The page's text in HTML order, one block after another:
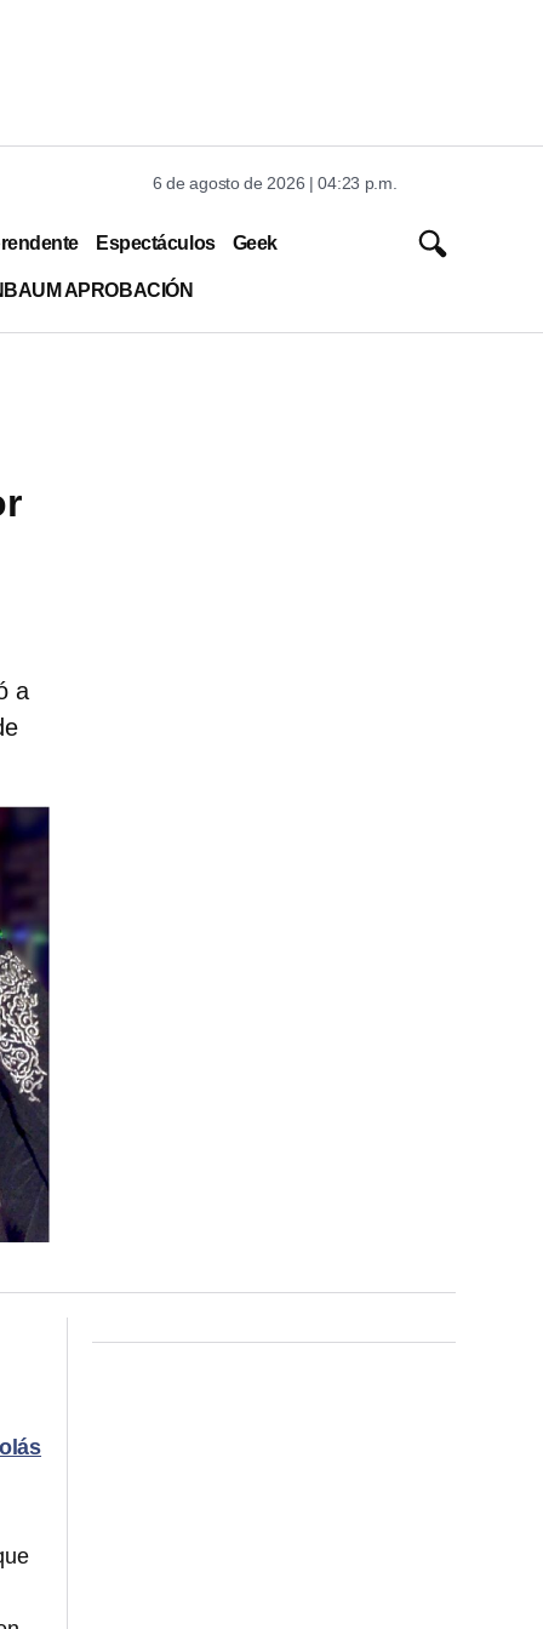
6 de agosto de 2026 | 04:23 p.m.
Espectáculos Geek
APROBACIÓN
a